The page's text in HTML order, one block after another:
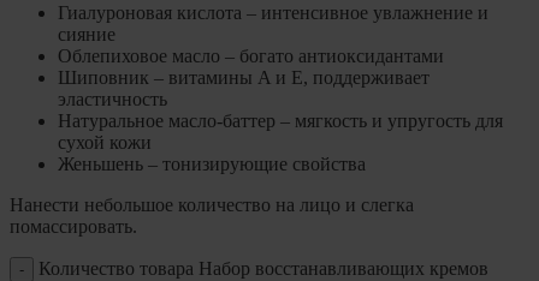
Гиалуроновая кислота – интенсивное увлажнение и
сияние
Облепиховое масло – богато антиоксидантами
Шиповник – витамины A и E, поддерживает
эластичность
Натуральное масло-баттер – мягкость и упругость для
сухой кожи
Женьшень – тонизирующие свойства
Нанести небольшое количество на лицо и слегка
помассировать.
Количество товара Набор восстанавливающих кремов